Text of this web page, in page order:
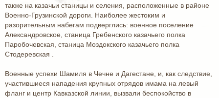
также на казачьи станицы и селения, расположенные в районе
Военно-Грузинской дороги. Наиболее жестоким и
разорительным набегам подверглись: военное поселение
Александровское, станица Гребенского казачьего полка
Паробочевская, станица Моздокского казачьего полка
Стодеревская .
Военные успехи Шамиля в Чечне и Дагестане, и, как следствие,
участившиеся нападения крупных отрядов имама на левый
фланг и центр Кавказской линии, вызвали беспокойство в